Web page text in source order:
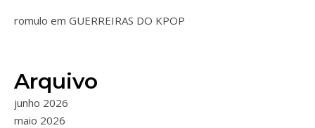
romulo em GUERREIRAS DO KPOP
Arquivo
junho 2026
maio 2026